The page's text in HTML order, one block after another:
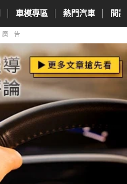
車模專區 熱門汽車 間
廣告